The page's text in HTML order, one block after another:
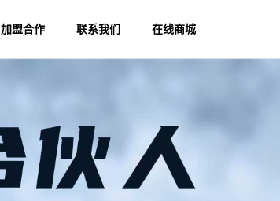
加盟合作 联系我们 在线商城